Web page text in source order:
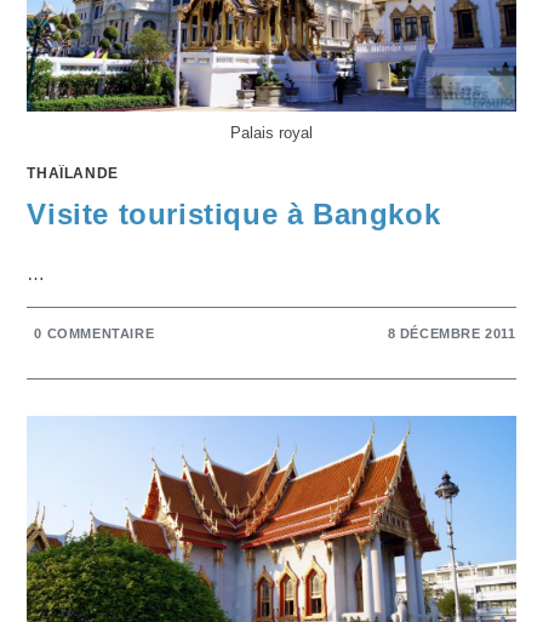
Palais royal
THAÏLANDE
Visite touristique à Bangkok
…
0 COMMENTAIRE 8 DÉCEMBRE 2011